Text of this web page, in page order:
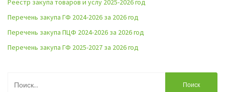
Реестр закупа товаров и услу 2025-2026 год
Перечень закупа ГФ 2024-2026 за 2026 год
Перечень закупа ПЦФ 2024-2026 за 2026 год
Перечень закупа ГФ 2025-2027 за 2026 год